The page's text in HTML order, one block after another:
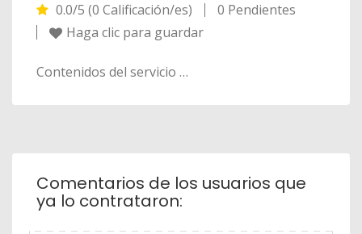
0.0/5 (0 Calificación/es)
0 Pendientes
Haga clic para guardar
Contenidos del servicio …
Comentarios de los usuarios que
ya lo contrataron: